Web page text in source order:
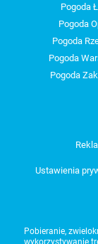
Pogoda
Pogoda
Pogoda
Pogoda
Pogoda
Ustawienia
Pobieranie,
wykorzystywanie